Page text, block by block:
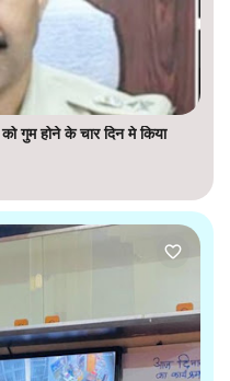
को गुम होने के चार दिन मे किया